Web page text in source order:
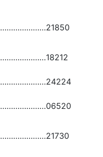
…………………21850
…………………18212
…………………24224
…………………06520
…………………21730